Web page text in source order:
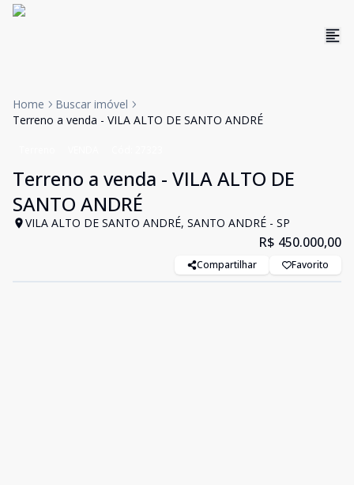
Home
Buscar imóvel
Terreno a venda - VILA ALTO DE SANTO ANDRÉ
Terreno a venda - VILA ALTO DE
SANTO ANDRÉ
VILA ALTO DE SANTO ANDRÉ, SANTO ANDRÉ - SP
R$ 450.000,00
Compartilhar Favorito